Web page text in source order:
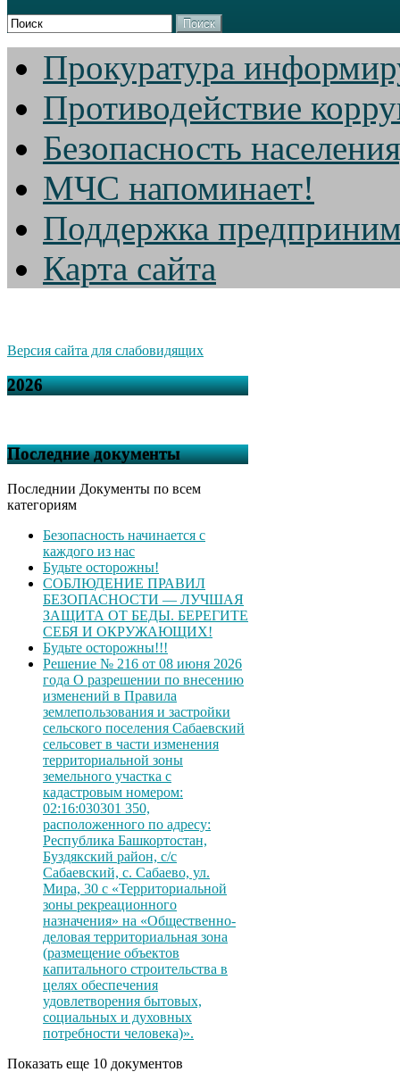
Поиск
Прокуратура
Противодействие
Безопасность
МЧС напоминает!
Поддержка
Карта сайта
Версия сайта для слабовидящих
2026
Последние документы
Последнии Документы по всем
категориям
Безопасность начинается с
каждого из нас
Будьте осторожны!
СОБЛЮДЕНИЕ ПРАВИЛ
БЕЗОПАСНОСТИ — ЛУЧШАЯ
ЗАЩИТА ОТ БЕДЫ. БЕРЕГИТЕ
СЕБЯ И ОКРУЖАЮЩИХ!
Будьте осторожны!!!
Решение № 216 от 08 июня 2026
года О разрешении по внесению
изменений в Правила
землепользования и застройки
сельского поселения Сабаевский
сельсовет в части изменения
территориальной зоны
земельного участка с
кадастровым номером:
02:16:030301 350,
расположенного по адресу:
Республика Башкортостан,
Буздякский район, с/с
Сабаевский, с. Сабаево, ул.
Мира, 30 с «Территориальной
зоны рекреационного
назначения» на «Общественно-
деловая территориальная зона
(размещение объектов
капитального строительства в
целях обеспечения
удовлетворения бытовых,
социальных и духовных
потребности человека)».
Показать еще 10 документов